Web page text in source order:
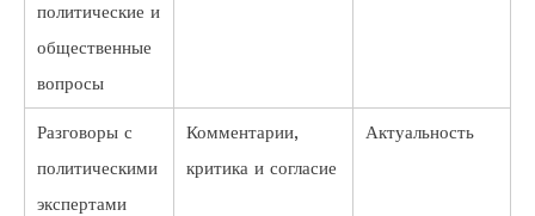
политические и
общественные
вопросы
Разговоры с
политическими
экспертами
Комментарии,
критика и согласие
Актуальность